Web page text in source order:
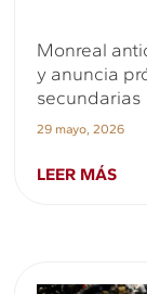
Monreal
y anuncia
secundarias
29 mayo, 2026
LEER MÁS